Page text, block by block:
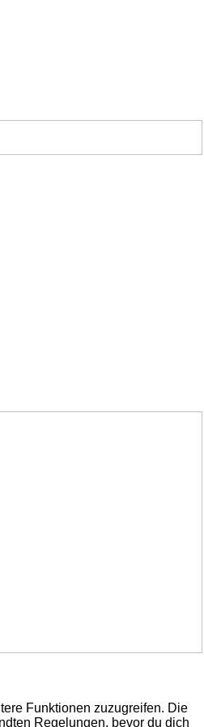
Funktionen zuzugreifen. Die
Regelungen, bevor du dich